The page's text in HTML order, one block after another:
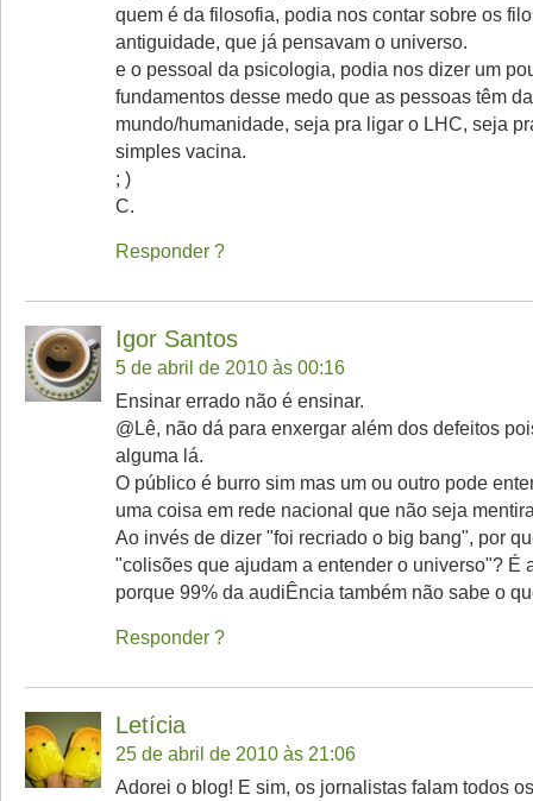
quem é da filosofia, podia nos contar sobre os
antiguidade, que já pensavam o universo.
e o pessoal da psicologia, podia nos dizer um
fundamentos desse medo que as pessoas têm
mundo/humanidade, seja pra ligar o LHC, seja
simples vacina.
; )
C.
Responder
Igor Santos
5 de abril de 2010 às 00:16
Ensinar errado não é ensinar.
@Lê, não dá para enxergar além dos defeitos
alguma lá.
O público é burro sim mas um ou outro pode
uma coisa em rede nacional que não seja
Ao invés de dizer "foi recriado o big bang", por
"colisões que ajudam a entender o universo"? É
porque 99% da audiÊncia também não sabe o
Responder
Letícia
25 de abril de 2010 às 21:06
Adorei o blog! E sim, os jornalistas falam todos